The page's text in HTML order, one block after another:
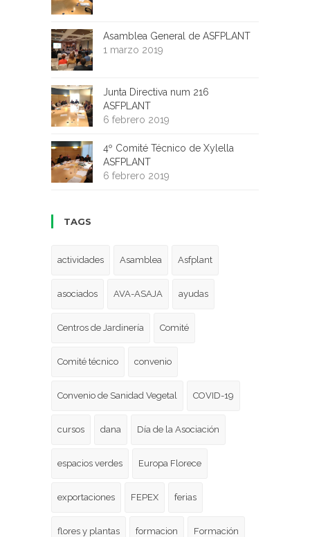
Asamblea General de ASFPLANT
1 marzo 2019
Junta Directiva num 216
ASFPLANT
6 febrero 2019
4º Comité Técnico de Xylella
ASFPLANT
6 febrero 2019
TAGS
actividades Asamblea Asfplant
asociados AVA-ASAJA ayudas
Centros de Jardinería Comité
Comité técnico convenio
Convenio de Sanidad Vegetal COVID-19
cursos dana Día de la Asociación
espacios verdes Europa Florece
exportaciones FEPEX ferias
flores y plantas formacion Formación